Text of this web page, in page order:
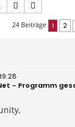
Suche
24 Beiträge 1 2
- Programm